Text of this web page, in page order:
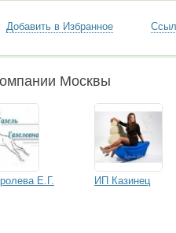
Добавить в Избранное
Москвы
Е.Г. ИП Казинец